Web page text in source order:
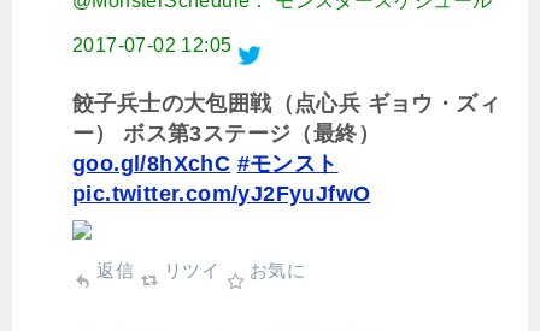
2017-07-02 12:05
餃子兵士の大包囲戦（点心兵 ギョウ・ズィ
ー） ボス第3ステージ（最終）
goo.gl/8hXchC #モンスト
pic.twitter.com/yJ2FyuJfwO
返信 リツイ お気に